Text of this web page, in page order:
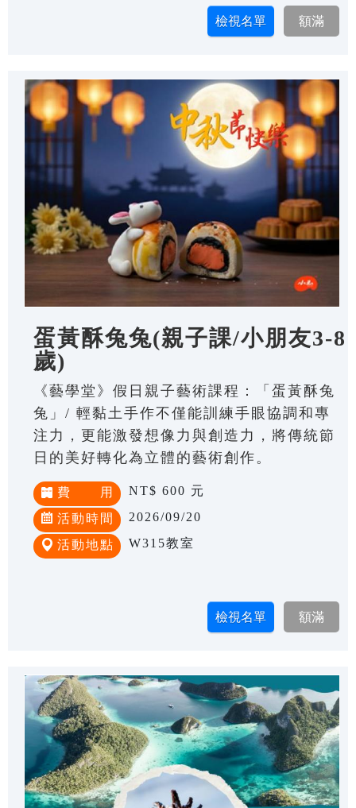
蛋黃酥兔兔(親子課/小朋友3-8
歲)
《藝學堂》假日親子藝術課程：「蛋黃酥兔
兔」/ 輕黏土手作不僅能訓練手眼協調和專
注力，更能激發想像力與創造力，將傳統節
日的美好轉化為立體的藝術創作。
費 用 NT$ 600 元
活動時間 2026/09/20
活動地點 W315教室